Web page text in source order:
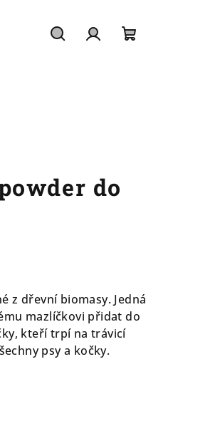
do
z dřevní biomasy. Jedná
mazlíčkovi přidat do
kteří trpí na trávicí
psy a kočky.